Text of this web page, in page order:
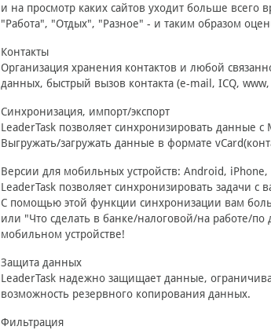
и на просмотр каких сайтов уходит больше
"Работа", "Отдых", "Разное" - и таким образом
Контакты
Организация хранения контактов и любой
данных, быстрый вызов контакта (e-mail, ICQ,
Синхронизация, импорт/экспорт
LeaderTask позволяет синхронизировать данные с
Выгружать/загружать данные в формате
Версии для мобильных устройств: Android, iPhone,
LeaderTask позволяет синхронизировать задачи
С помощью этой функции синхронизации вам
или "Что сделать в банке/налоговой/на работе/
мобильном устройстве!
Защита данных
LeaderTask надежно защищает данные,
возможность резервного копирования данных.
Фильтрация